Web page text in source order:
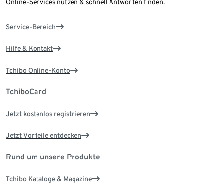
Online-Services nutzen & schnell Antworten finden.
Service-Bereich
Hilfe & Kontakt
Tchibo Online-Konto
TchiboCard
Jetzt kostenlos registrieren
Jetzt Vorteile entdecken
Rund um unsere Produkte
Tchibo Kataloge & Magazine